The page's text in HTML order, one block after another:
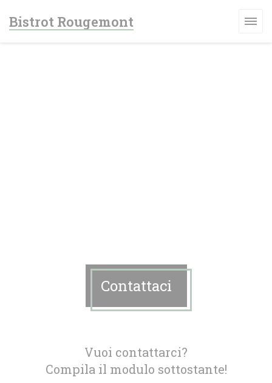
Bistrot Rougemont
Contattaci
Vuoi contattarci?
Compila il modulo sottostante!